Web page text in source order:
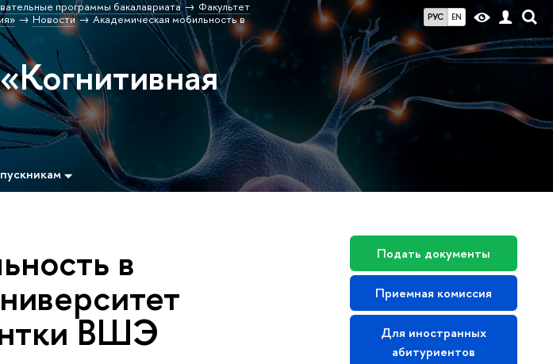
РУС EN
программы бакалавриата
Факультет
Новости
Академическая мобильность в
Подать документы
Приемная комиссия
Для иностранных
абитуриентов
в
ВШЭ